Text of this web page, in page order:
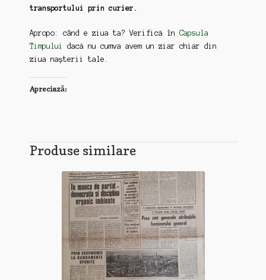
transportului prin curier.
Apropo: când e ziua ta? Verifică în Capsula
Timpului
dacă nu cumva avem un ziar chiar din
ziua nașterii tale.
Apreciază:
Produse similare